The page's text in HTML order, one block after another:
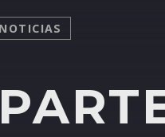
HIT
EN...
NOTICIAS